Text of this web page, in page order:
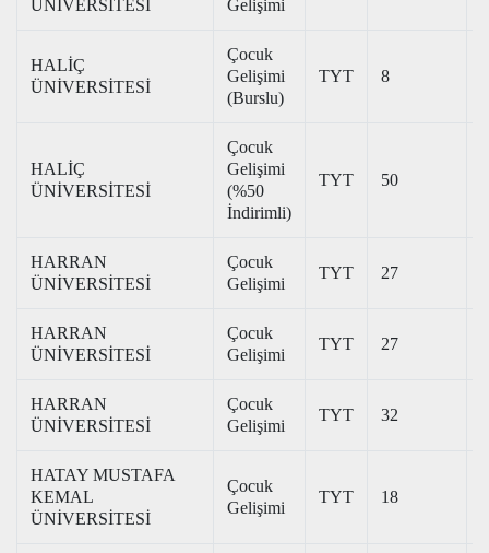
ÜNİVERSİTESİ
Gelişimi
HALİÇ
ÜNİVERSİTESİ
Çocuk
Gelişimi
(Burslu)
TYT 8
HALİÇ
ÜNİVERSİTESİ
Çocuk
Gelişimi
(%50
İndirimli)
TYT 50
HARRAN
ÜNİVERSİTESİ
Çocuk
Gelişimi
TYT 27
HARRAN
ÜNİVERSİTESİ
Çocuk
Gelişimi
TYT 27
HARRAN
ÜNİVERSİTESİ
Çocuk
Gelişimi
TYT 32
HATAY MUSTAFA
KEMAL
ÜNİVERSİTESİ
Çocuk
Gelişimi
TYT 18